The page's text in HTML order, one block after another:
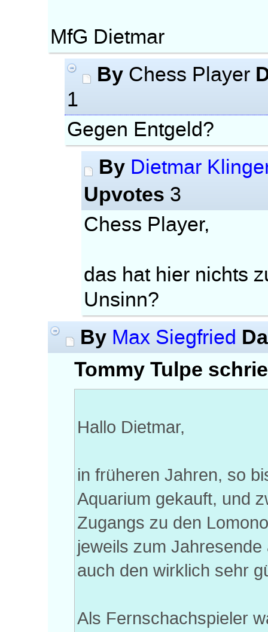
MfG Dietmar
By Chess Player
1
Gegen Entgeld?
By Dietmar
Upvotes 3
Chess Player,
das hat hier nichts
Unsinn?
By Max Siegfried
Tommy Tulpe
Hallo Dietmar,
in früheren Jahren, so
Aquarium gekauft, und
Zugangs zu den
jeweils zum
auch den wirklich sehr
Als Fernschachspieler